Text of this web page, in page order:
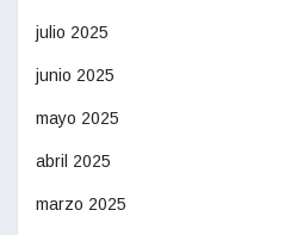
julio 2025
junio 2025
mayo 2025
abril 2025
marzo 2025